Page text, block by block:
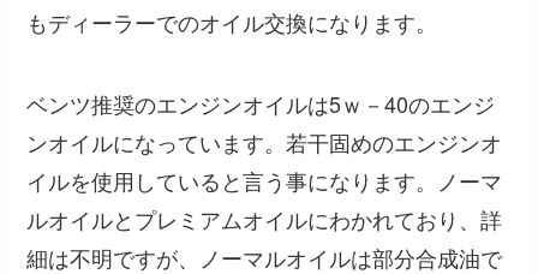
もディーラーでのオイル交換になります。
ベンツ推奨のエンジンオイルは5ｗ－40のエンジ
ンオイルになっています。若干固めのエンジンオ
イルを使用していると言う事になります。ノーマ
ルオイルとプレミアムオイルにわかれており、詳
細は不明ですが、ノーマルオイルは部分合成油で